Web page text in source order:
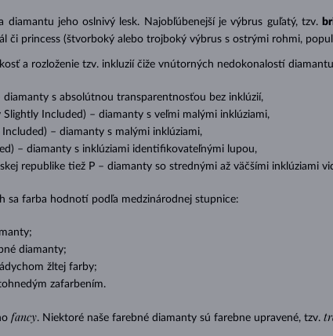
diamantu jeho oslnivý lesk. Najobľúbenejší je výbrus guľatý, tzv.
či princess (štvorboký alebo trojboký výbrus s ostrými rohmi,
a rozloženie tzv. inkluzií čiže vnútorných nedokonalostí
diamanty s absolútnou transparentnosťou bez inklúzií,
Slightly Included) – diamanty s veľmi malými inklúziami,
Included) – diamanty s malými inklúziami,
– diamanty s inklúziami identifikovateľnými lupou,
republike tiež P – diamanty so strednými až väčšími inklúziami
sa farba hodnotí podľa medzinárodnej stupnice:
diamanty;
žltej farby;
zafarbením.
fancy. Niektoré naše farebné diamanty sú farebne upravené, tzv.